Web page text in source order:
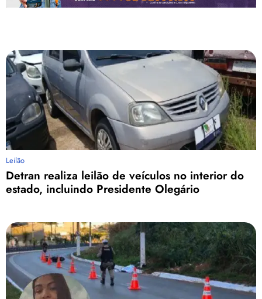
Leilão
Detran realiza leilão de veículos no interior do
estado, incluindo Presidente Olegário